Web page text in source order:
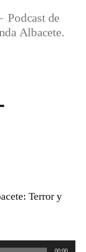
Podcast de
Albacete.
Terror y
00:00